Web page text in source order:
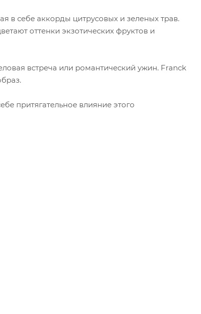
в себе аккорды цитрусовых и зеленых трав.
оттенки экзотических фруктов и
встреча или романтический ужин. Franck
притягательное влияние этого